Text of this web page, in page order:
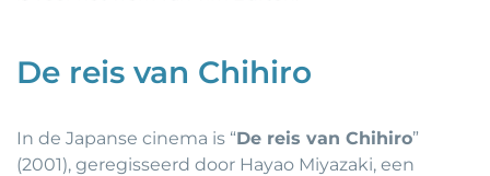
De reis van Chihiro
In de Japanse cinema is “De reis van Chihiro”
(2001), geregisseerd door Hayao Miyazaki, een